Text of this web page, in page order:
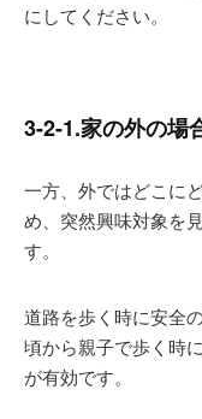
にしてください。
3-2-1.家の外の場
一方、外ではどこに
め、突然興味対象を
す。
道路を歩く時に安全
頃から親子で歩く時
が有効です。